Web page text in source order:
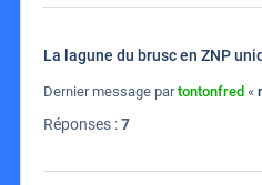
La lagune du brusc en ZNP
Dernier message partontonfred «
Réponses :7